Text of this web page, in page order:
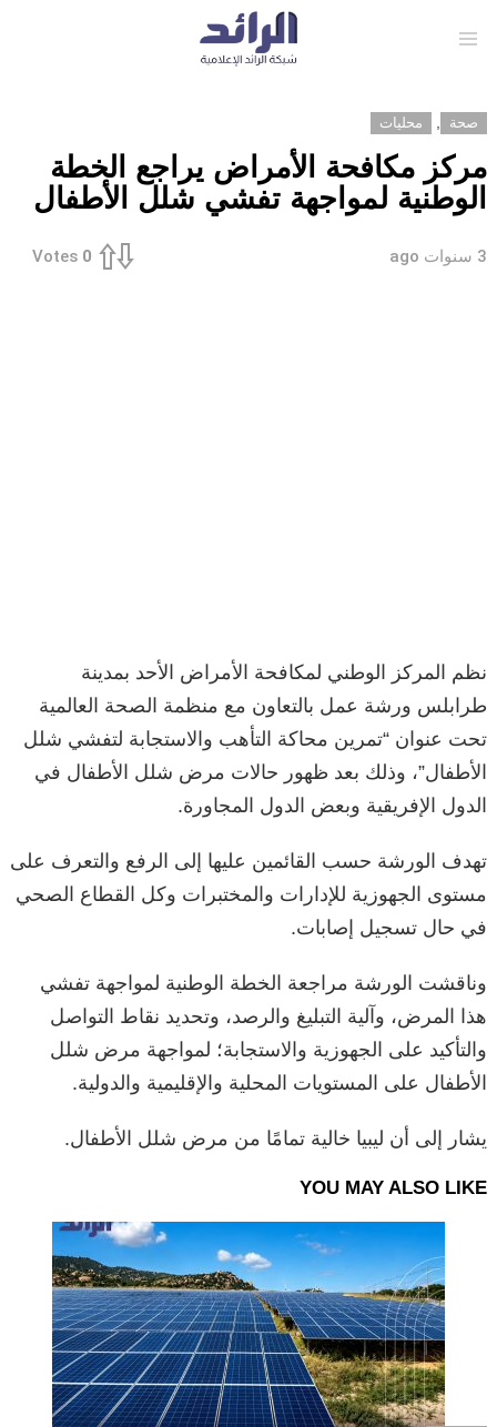
صحة محليات
مركز مكافحة الأمراض يراجع الخطة
الوطنية لمواجهة تفشي شلل الأطفال
3 سنوات ago 0
Votes
نظم المركز الوطني لمكافحة الأمراض الأحد بمدينة
طرابلس ورشة عمل بالتعاون مع منظمة الصحة العالمية
تحت عنوان “تمرين محاكة التأهب والاستجابة لتفشي شلل
الأطفال”، وذلك بعد ظهور حالات مرض شلل الأطفال في
الدول الإفريقية وبعض الدول المجاورة.
تهدف الورشة حسب القائمين عليها إلى الرفع والتعرف على
مستوى الجهوزية للإدارات والمختبرات وكل القطاع الصحي
في حال تسجيل إصابات.
وناقشت الورشة مراجعة الخطة الوطنية لمواجهة تفشي
هذا المرض، وآلية التبليغ والرصد، وتحديد نقاط التواصل
والتأكيد على الجهوزية والاستجابة؛ لمواجهة مرض شلل
الأطفال على المستويات المحلية والإقليمية والدولية.
يشار إلى أن ليبيا خالية تمامًا من مرض شلل الأطفال.
YOU MAY ALSO LIKE